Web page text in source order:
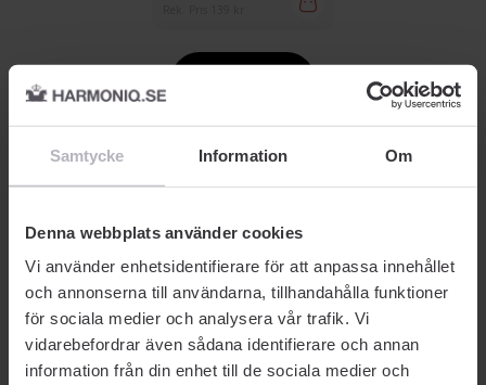
Samtycke Information Om
Denna webbplats använder cookies
Vi använder enhetsidentifierare för att anpassa innehållet
och annonserna till användarna, tillhandahålla funktioner
för sociala medier och analysera vår trafik. Vi
vidarebefordrar även sådana identifierare och annan
information från din enhet till de sociala medier och